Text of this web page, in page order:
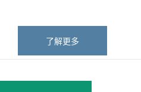
了解更多